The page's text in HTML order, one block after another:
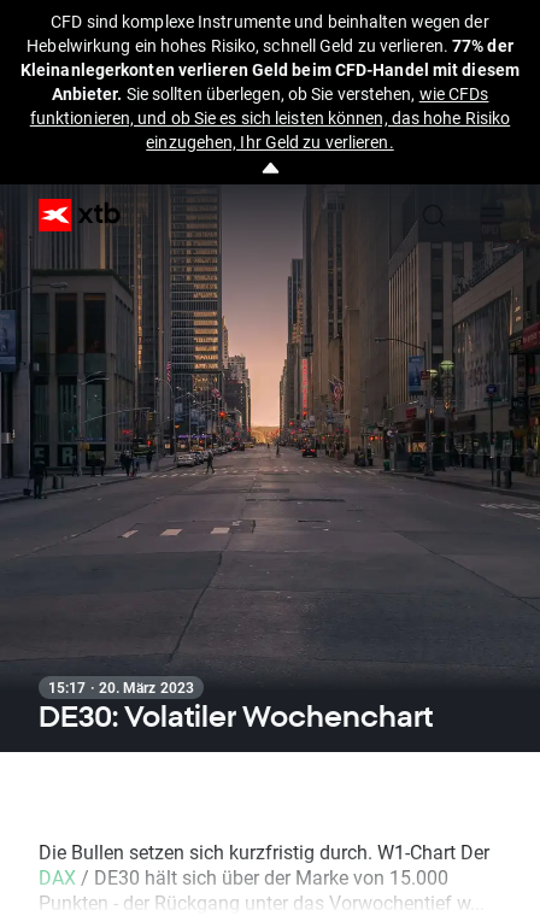
CFD sind komplexe Instrumente und beinhalten wegen der
Hebelwirkung ein hohes Risiko, schnell Geld zu verlieren.77% der
Kleinanlegerkonten verlieren Geld beim CFD-Handel mit diesem
Anbieter. Sie sollten überlegen, ob Sie verstehen, wie CFDs
funktionieren, und ob Sie es sich leisten können, das hohe Risiko
einzugehen, Ihr Geld zu verlieren.
15:17 · 20. März 2023
DE30: Volatiler Wochenchart
Die Bullen setzen sich kurzfristig durch. W1-Chart Der
DAX / DE30 hält sich über der Marke von 15.000
Punkten - der Rückgang unter das Vorwochentief w...